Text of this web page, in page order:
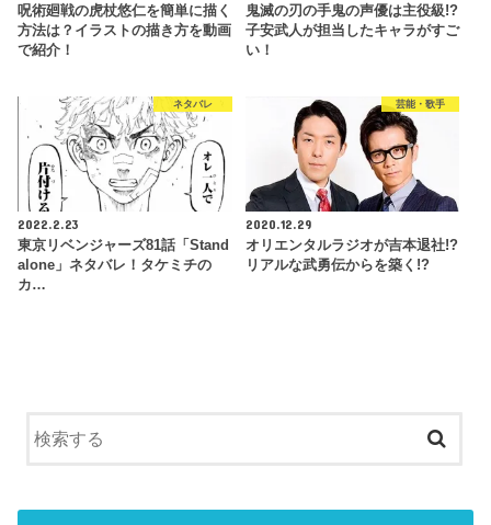
呪術廻戦の虎杖悠仁を簡単に描く
方法は？イラストの描き方を動画
で紹介！
鬼滅の刃の手鬼の声優は主役級!?
子安武人が担当したキャラがすご
い！
ネタバレ
2022.2.23
東京リベンジャーズ81話「Stand
alone」ネタバレ！タケミチの
カ…
芸能・歌手
2020.12.29
オリエンタルラジオが吉本退社!?
リアルな武勇伝からを築く!?